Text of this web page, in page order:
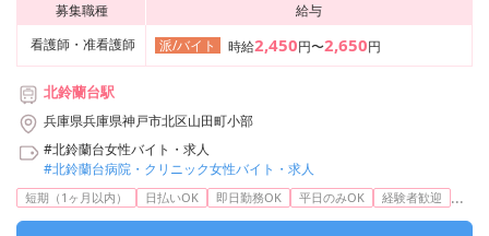
募集職種
給与
看護師・准看護師
派/バイト 時給2,450円〜2,650円
北鈴蘭台駅
兵庫県兵庫県神戸市北区山田町小部
#北鈴蘭台女性バイト・求人
#北鈴蘭台病院・クリニック女性バイト・求人
短期（1ヶ月以内） 日払いOK 即日勤務OK 平日のみOK 経験者歓迎 ...